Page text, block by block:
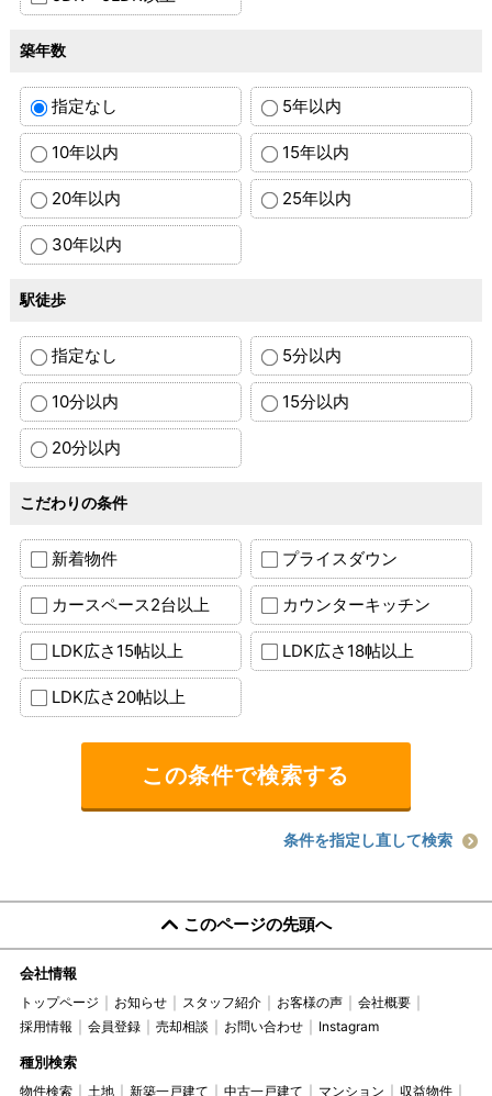
築年数
指定なし 5年以内
10年以内 15年以内
20年以内 25年以内
30年以内
駅徒歩
指定なし 5分以内
10分以内 15分以内
20分以内
こだわりの条件
新着物件 プライスダウン
カースペース2台以上 カウンターキッチン
LDK広さ15帖以上 LDK広さ18帖以上
LDK広さ20帖以上
条件を指定し直して検索
このページの先頭へ
会社情報
トップページ お知らせ スタッフ紹介 お客様の声
会社概要
採用情報
会員登録 売却相談 お問い合わせ Instagram
種別検索
物件検索 土地 新築一戸建て 中古一戸建て マンション
収益物件